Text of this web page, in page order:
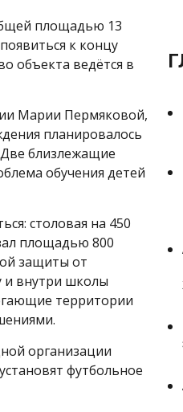
площадью 13
к концу
объекта ведётся в
Марии Пермяковой,
планировалось
Две близлежащие
обучения детей
столовая на 450
площадью 800
защиты от
и внутри школы
территории
организации
футбольное